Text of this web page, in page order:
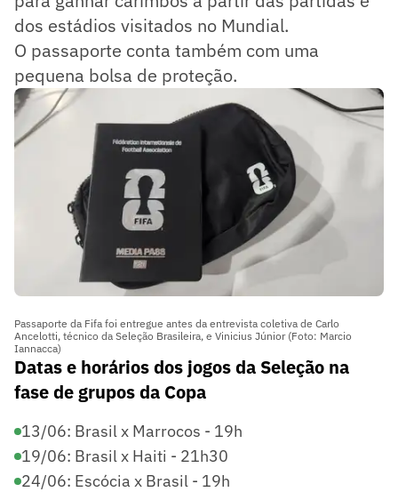
dos estádios visitados no Mundial.
O passaporte conta também com uma
pequena bolsa de proteção.
Passaporte da Fifa foi entregue antes da entrevista coletiva de Carlo
Ancelotti, técnico da Seleção Brasileira, e Vinicius Júnior (Foto: Marcio
Iannacca)
Datas e horários dos jogos da Seleção na
fase de grupos da Copa
13/06: Brasil x Marrocos - 19h
19/06: Brasil x Haiti - 21h30
24/06: Escócia x Brasil - 19h